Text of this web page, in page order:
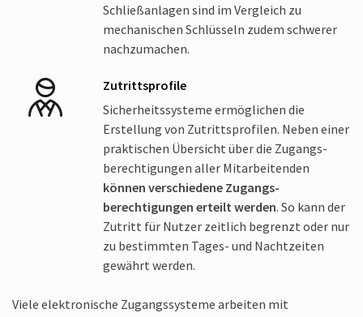
Schließanlagen sind im Vergleich zu
mechanischen Schlüsseln zudem schwerer
nachzumachen.
Zutrittsprofile
Sicherheits­systeme ermöglichen die
Erstellung von Zutritts­profilen. Neben einer
praktischen Übersicht über die Zugangs­
berechtigungen aller Mitarbeitenden
können verschiedene Zugangs­
berechtigungen erteilt werden. So kann der
Zutritt für Nutzer zeitlich begrenzt oder nur
zu bestimmten Tages- und Nachtzeiten
gewährt werden.
Viele elektronische Zugangs­systeme arbeiten mit